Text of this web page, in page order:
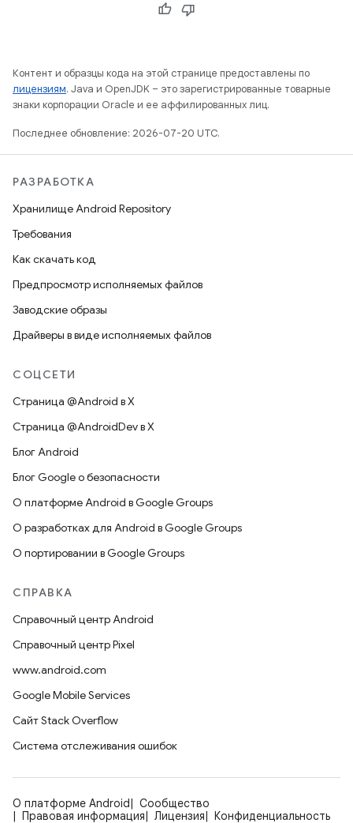
Контент и образцы кода на этой странице предоставлены по
лицензиям. Java и OpenJDK – это зарегистрированные товарные
знаки корпорации Oracle и ее аффилированных лиц.
Последнее обновление: 2026-07-20 UTC.
РАЗРАБОТКА
Хранилище Android Repository
Требования
Как скачать код
Предпросмотр исполняемых файлов
Заводские образы
Драйверы в виде исполняемых файлов
СОЦСЕТИ
Страница @Android в X
Страница @AndroidDev в X
Блог Android
Блог Google о безопасности
О платформе Android в Google Groups
О разработках для Android в Google Groups
О портировании в Google Groups
СПРАВКА
Справочный центр Android
Справочный центр Pixel
www.android.com
Google Mobile Services
Сайт Stack Overflow
Система отслеживания ошибок
О платформе Android
Сообщество
Правовая информация
Лицензия
Конфиденциальность